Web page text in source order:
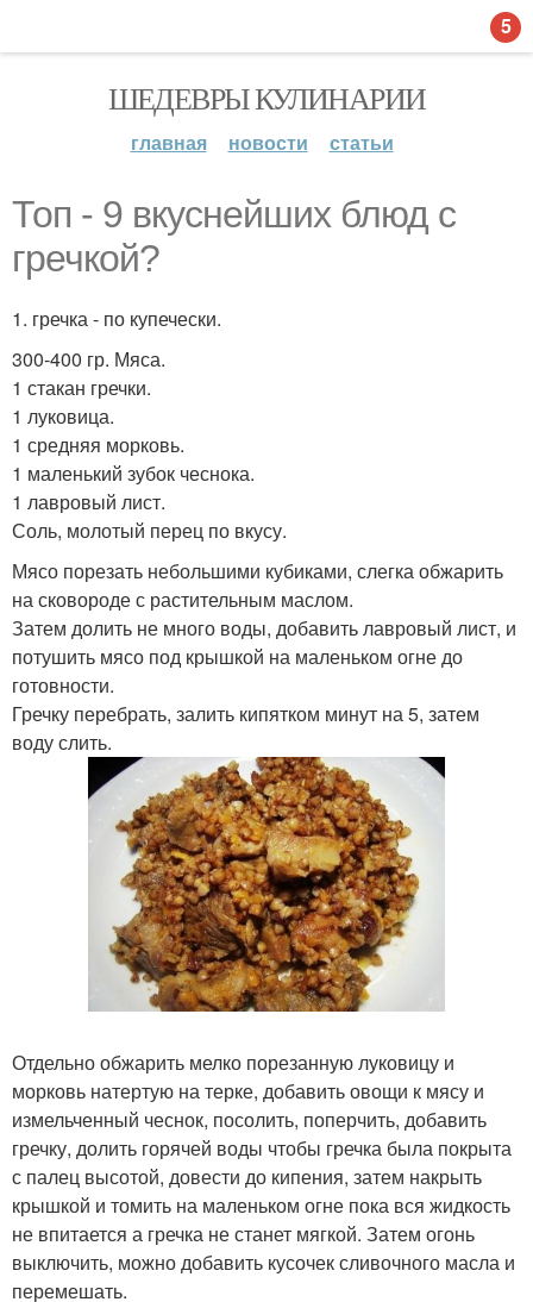
ШЕДЕВРЫ КУЛИНАРИИ
главная новости статьи
Топ - 9 вкуснейших блюд с
гречкой?
1. гречка - по купечески.
300-400 гр. Мяса.
1 стакан гречки.
1 луковица.
1 средняя морковь.
1 маленький зубок чеснока.
1 лавровый лист.
Соль, молотый перец по вкусу.
Мясо порезать небольшими кубиками, слегка обжарить
на сковороде с растительным маслом.
Затем долить не много воды, добавить лавровый лист, и
потушить мясо под крышкой на маленьком огне до
готовности.
Гречку перебрать, залить кипятком минут на 5, затем
воду слить.
Отдельно обжарить мелко порезанную луковицу и
морковь натертую на терке, добавить овощи к мясу и
измельченный чеснок, посолить, поперчить, добавить
гречку, долить горячей воды чтобы гречка была покрыта
с палец высотой, довести до кипения, затем накрыть
крышкой и томить на маленьком огне пока вся жидкость
не впитается а гречка не станет мягкой. Затем огонь
выключить, можно добавить кусочек сливочного масла и
перемешать.
5